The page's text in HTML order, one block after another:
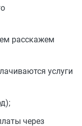
расскажем
услуги
через